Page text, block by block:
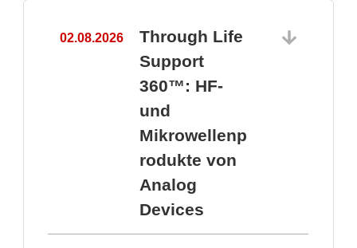
02.08.2026
Through Life
Support
360™: HF-
und
Mikrowellenp
rodukte von
Analog
Devices